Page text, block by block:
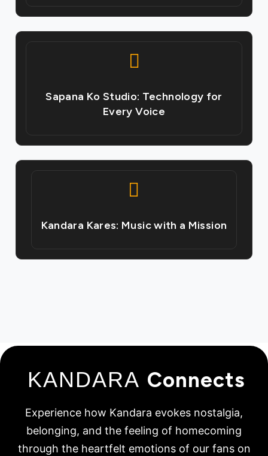
Sapana Ko Studio: Technology for
Every Voice
Kandara Kares: Music with a Mission
KANDARA Connects
Experience how Kandara evokes nostalgia,
belonging, and the feeling of homecoming
through the heartfelt emotions of our fans on